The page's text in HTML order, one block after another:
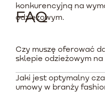
konkurencyjną na
odzieżowym.
FAQ
Czy muszę oferować
sklepie odzieżowym na
Nie ma takiego obowiązku
Jaki jest optymalny
umowy w branży